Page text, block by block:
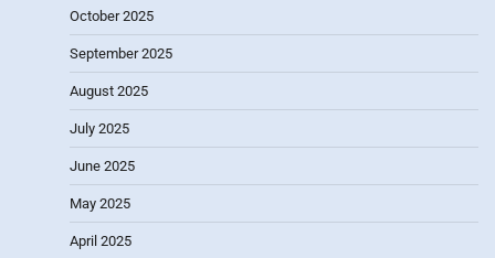
October 2025
September 2025
August 2025
July 2025
June 2025
May 2025
April 2025